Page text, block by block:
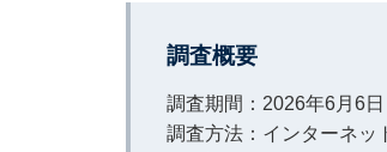
調査概要
調査期間：2026年6月6日
調査方法：インターネッ